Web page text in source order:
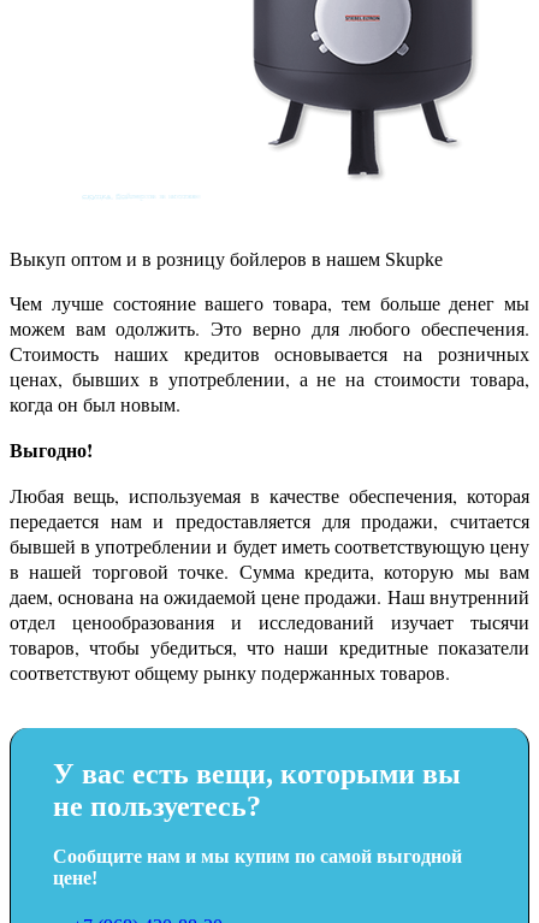
Выкуп оптом и в розницу бойлеров в нашем Skupke
Чем лучше состояние вашего товара, тем больше денег мы
можем вам одолжить. Это верно для любого обеспечения.
Стоимость наших кредитов основывается на розничных
ценах, бывших в употреблении, а не на стоимости товара,
когда он был новым.
Выгодно!
Любая вещь, используемая в качестве обеспечения, которая
передается нам и предоставляется для продажи, считается
бывшей в употреблении и будет иметь соответствующую цену
в нашей торговой точке. Сумма кредита, которую мы вам
даем, основана на ожидаемой цене продажи. Наш внутренний
отдел ценообразования и исследований изучает тысячи
товаров, чтобы убедиться, что наши кредитные показатели
соответствуют общему рынку подержанных товаров.
У вас есть вещи, которыми вы
не пользуетесь?
Сообщите нам и мы купим по самой выгодной
цене!